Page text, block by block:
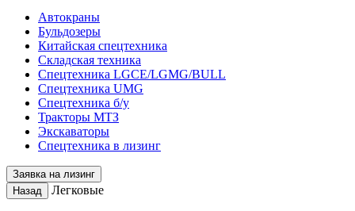
Автокраны
Бульдозеры
Китайская спецтехника
Складская техника
Спецтехника LGCE/LGMG/BULL
Спецтехника UMG
Спецтехника б/у
Тракторы МТЗ
Экскаваторы
Спецтехника в лизинг
Заявка на лизинг
Назад
Легковые